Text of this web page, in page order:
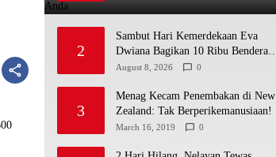
2
Sambut Hari Kemerdekaan Eva
Dwiana Bagikan 10 Ribu Bendera
Merah Putih ke Warga
August 8, 2026 0
3
Menag Kecam Penembakan di New
Zealand: Tak Berperikemanusiaan!
March 16, 2019 0